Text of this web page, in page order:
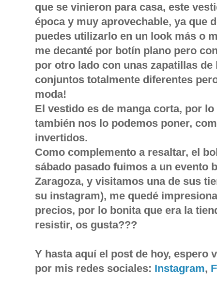
que se vinieron para casa, este
época y muy aprovechable, ya que
puedes utilizarlo en un look más o
me decanté por botín plano pero
por otro lado con unas zapatillas
conjuntos totalmente diferentes
moda!
El vestido es de manga corta, por
también nos lo podemos poner,
invertidos.
Como complemento a resaltar, el
sábado pasado fuimos a un evento
Zaragoza, y visitamos una de sus
su instagram), me quedé
precios, por lo bonita que era la
resistir, os gusta???
Y hasta aquí el post de hoy, espero
por mis redes sociales: Instagram,